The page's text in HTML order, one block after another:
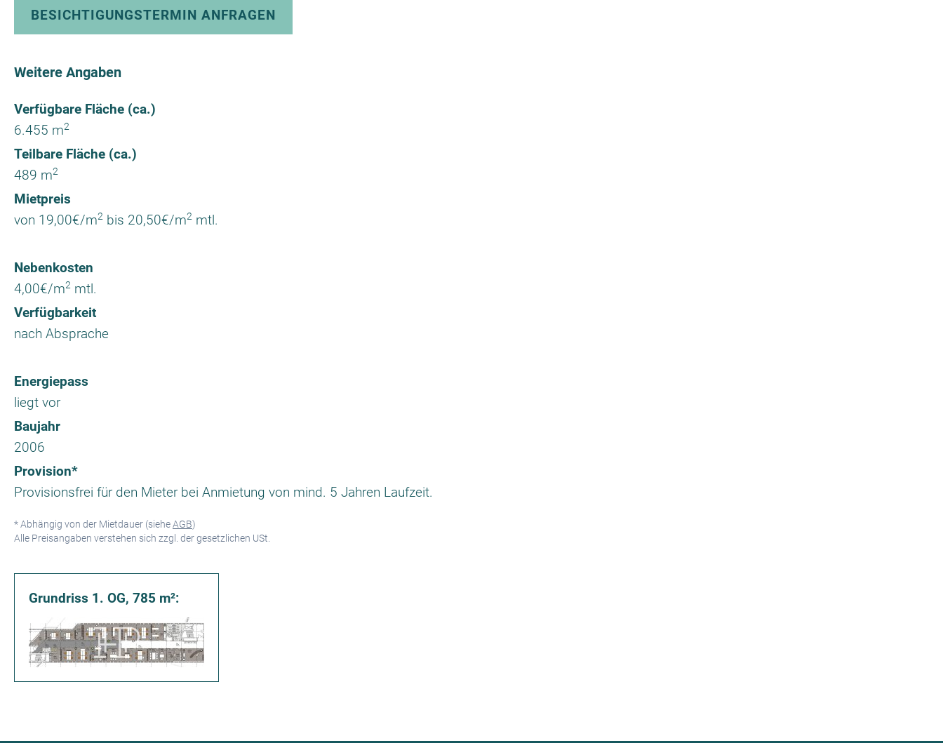
BESICHTIGUNGSTERMIN ANFRAGEN
Weitere Angaben
Verfügbare Fläche (ca.)
6.455 m2
Teilbare Fläche (ca.)
489 m2
Mietpreis
von 19,00€/m2 bis 20,50€/m2 mtl.
Nebenkosten
4,00€/m2 mtl.
Verfügbarkeit
nach Absprache
Energiepass
liegt vor
Baujahr
2006
Provision*
Provisionsfrei für den Mieter bei Anmietung von mind. 5 Jahren Laufzeit.
* Abhängig von der Mietdauer (sieheAGB)
Alle Preisangaben verstehen sich zzgl. der gesetzlichen USt.
Grundriss 1. OG, 785 m²: